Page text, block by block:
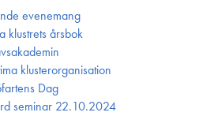
evenemang
klustrets årsbok
kluster­organisation
Dag
seminar 22.10.2024